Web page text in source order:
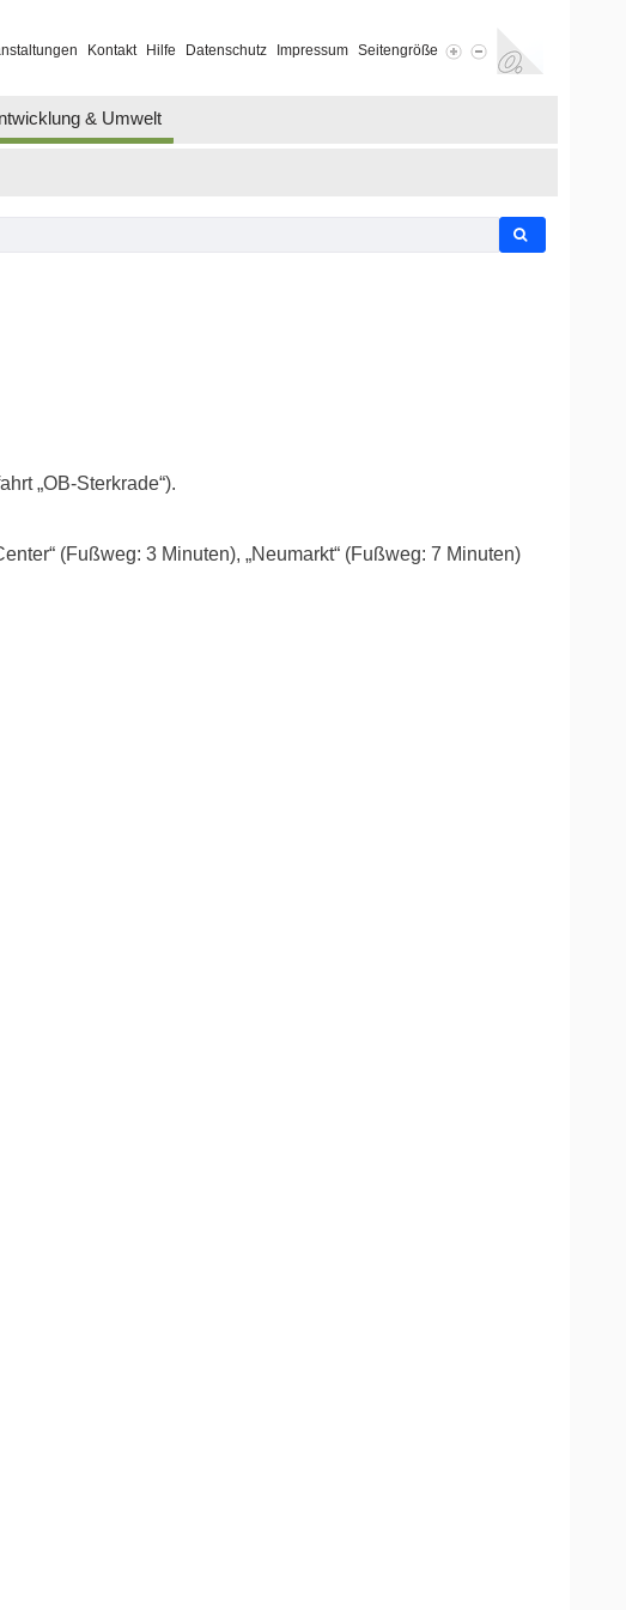
Kontakt Hilfe Datenschutz Impressum Seitengröße
& Umwelt
„OB-Sterkrade“).
(Fußweg: 3 Minuten), „Neumarkt“ (Fußweg: 7 Minuten)